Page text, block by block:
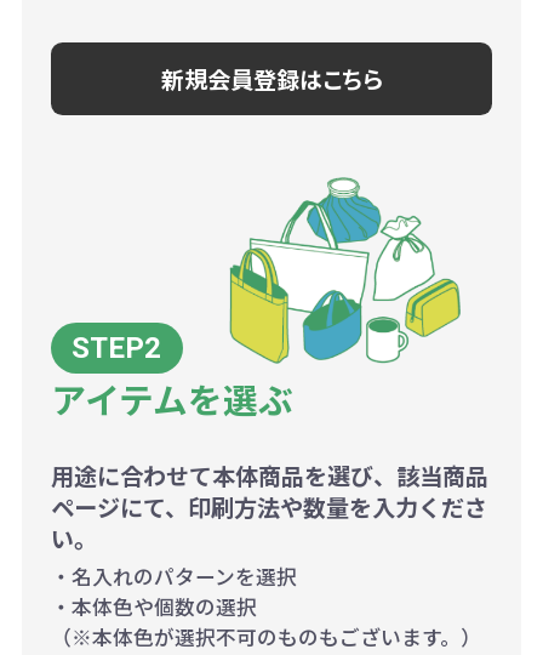
新規会員登録はこちら
アイテムを選ぶ
用途に合わせて本体商品を選び、該当商品
ページにて、印刷方法や数量を入力くださ
い。
・名入れのパターンを選択
・本体色や個数の選択
（※本体色が選択不可のものもございます。）